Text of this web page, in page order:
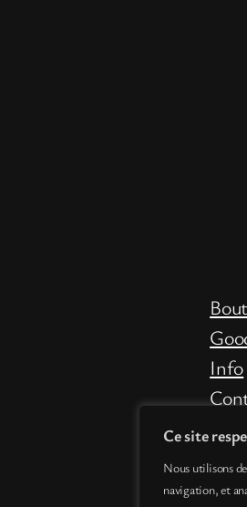
Ce site
Nous utilisons
navigation, et
Info